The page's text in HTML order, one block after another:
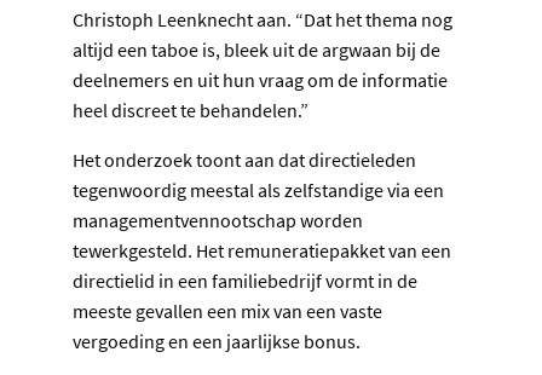
Christoph Leenknecht aan. “Dat het thema nog
altijd een taboe is, bleek uit de argwaan bij de
deelnemers en uit hun vraag om de informatie
heel discreet te behandelen.”
Het onderzoek toont aan dat directieleden
tegenwoordig meestal als zelfstandige via een
managementvennootschap worden
tewerkgesteld. Het remuneratiepakket van een
directielid in een familiebedrijf vormt in de
meeste gevallen een mix van een vaste
vergoeding en een jaarlijkse bonus.